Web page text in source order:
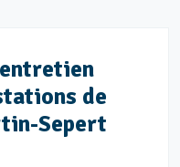
de
Sepert